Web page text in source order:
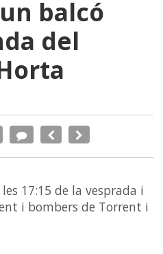
balcó
del
17:15 de la vesprada i
i bombers de Torrent i